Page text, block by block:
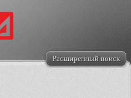
Расширенный поиск